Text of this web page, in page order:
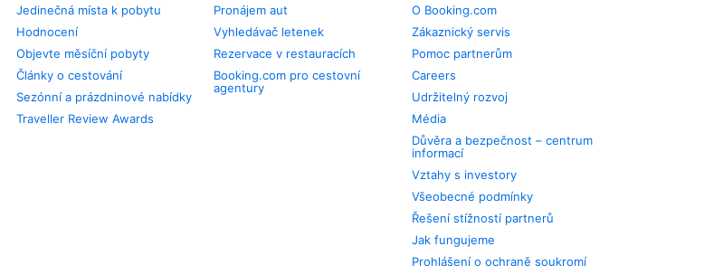
Jedinečná místa k pobytu
Hodnocení
Objevte měsíční pobyty
Články o cestování
Sezónní a prázdninové nabídky
Traveller Review Awards
Pronájem aut
Vyhledávač letenek
Rezervace v restauracích
Booking.com pro cestovní
agentury
O Booking.com
Zákaznický servis
Pomoc partnerům
Careers
Udržitelný rozvoj
Média
Důvěra a bezpečnost – centrum
informací
Vztahy s investory
Všeobecné podmínky
Řešení stížností partnerů
Jak fungujeme
Prohlášení o ochraně soukromí